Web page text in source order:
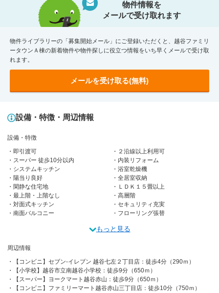
物件情報を
メールで受け取れます
物件ライブラリーの「募集開始メール」にご登録いただくと、越谷ファミリ
ータウンＡ棟の新着物件や物件探しに役立つ情報をいち早くメールで受け取
れます。
メールを受け取る(無料)
設備・特徴・周辺情報
設備・特徴
即引渡可
２沿線以上利用可
スーパー 徒歩10分以内
内装リフォーム
システムキッチン
浴室乾燥機
陽当り良好
全居室収納
閑静な住宅地
ＬＤＫ１５畳以上
最上階・上階なし
高層階
対面式キッチン
セキュリティ充実
南面バルコニー
フローリング張替
もっと見る
周辺情報
【コンビニ】セブン-イレブン 越谷七左２丁目店：徒歩4分（290ｍ）
【小学校】越谷市立南越谷小学校：徒歩9分（650ｍ）
【スーパー】ヨークマート越谷赤山：徒歩9分（650ｍ）
【コンビニ】ファミリーマート越谷赤山三丁目店：徒歩10分（750ｍ）